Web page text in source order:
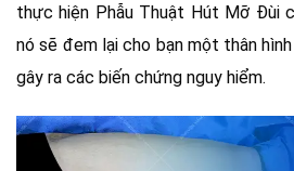
thực hiện Phẫu Thuật Hút Mỡ Đùi
nó sẽ đem lại cho bạn một thân
gây ra các biến chứng nguy hiểm.